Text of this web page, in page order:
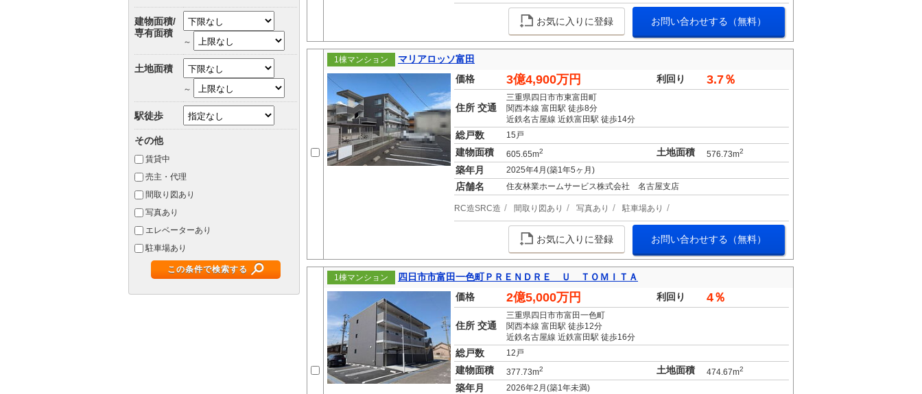
お気に入りに登録 お問い合わせする（無料）
1棟マンション
マリアロッソ富田
価格
3億4,900万円 利回り 3.7％
住所 交通
三重県四日市市東富田町
関西本線 富田駅 徒歩8分
近鉄名古屋線 近鉄富田駅 徒歩14分
総戸数 15戸
建物面積 605.65m2 土地面積 576.73m2
築年月 2025年4月(築1年5ヶ月)
店舗名 住友林業ホームサービス株式会社 名古屋支店
RC造SRC造 間取り図あり 写真あり 駐車場あり
お気に入りに登録 お問い合わせする（無料）
1棟マンション
四日市市富田一色町ＰＲＥＮＤＲＥ Ｕ ＴＯＭＩＴＡ
価格
2億5,000万円 利回り 4％
住所 交通
三重県四日市市富田一色町
関西本線 富田駅 徒歩12分
近鉄名古屋線 近鉄富田駅 徒歩16分
総戸数 12戸
建物面積 377.73m2 土地面積 474.67m2
築年月 2026年2月(築1年未満)
建物面積/
専有面積
～
土地面積
～
駅徒歩
その他
賃貸中
売主・代理
間取り図あり
写真あり
エレベーターあり
駐車場あり
この条件で検索する